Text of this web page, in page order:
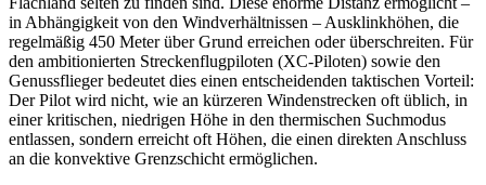
in Abhängigkeit von den Windverhältnissen – Ausklinkhöhen, die
regelmäßig 450 Meter über Grund erreichen oder überschreiten. Für
den ambitionierten Streckenflugpiloten (XC-Piloten) sowie den
Genussflieger bedeutet dies einen entscheidenden taktischen Vorteil:
Der Pilot wird nicht, wie an kürzeren Windenstrecken oft üblich, in
einer kritischen, niedrigen Höhe in den thermischen Suchmodus
entlassen, sondern erreicht oft Höhen, die einen direkten Anschluss
an die konvektive Grenzschicht ermöglichen.